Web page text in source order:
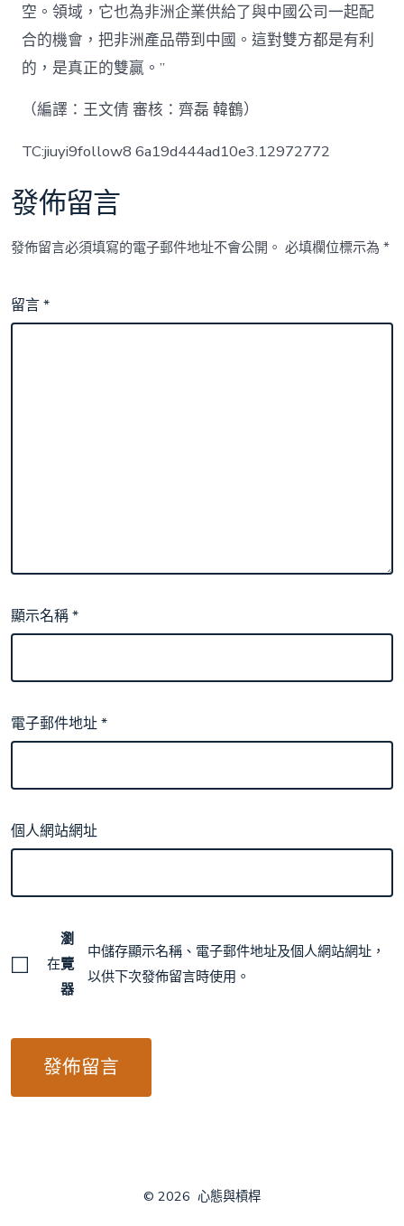
空。領域，它也為非洲企業供給了與中國公司一起配
合的機會，把非洲產品帶到中國。這對雙方都是有利
的，是真正的雙贏。”
（編譯：王文倩 審核：齊磊 韓鶴）
TC:jiuyi9follow8 6a19d444ad10e3.12972772
發佈留言
發佈留言必須填寫的電子郵件地址不會公開。 必填欄位標示為*
留言*
顯示名稱*
電子郵件地址*
個人網站網址
在
瀏
覽
器
中儲存顯示名稱、電子郵件地址及個人網站網址，
以供下次發佈留言時使用。
© 2026 心態與槓桿